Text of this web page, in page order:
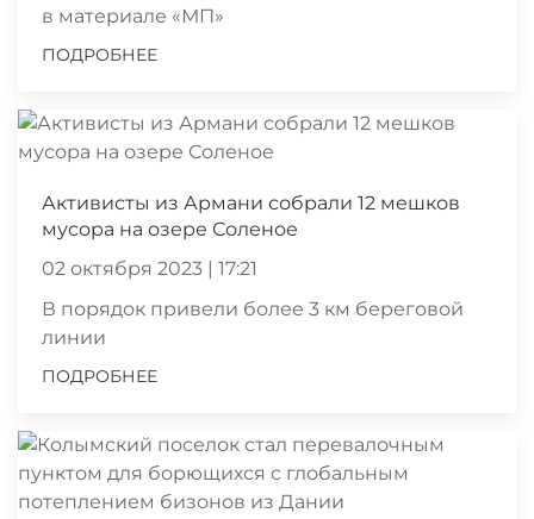
в материале «МП»
ПОДРОБНЕЕ
Активисты из Армани собрали 12 мешков
мусора на озере Соленое
02 октября 2023 | 17:21
В порядок привели более 3 км береговой
линии
ПОДРОБНЕЕ